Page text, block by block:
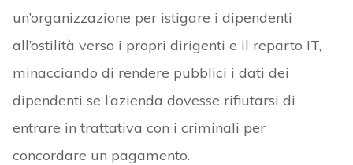
un’organizzazione per istigare i dipendenti
all’ostilità verso i propri dirigenti e il reparto IT,
minacciando di rendere pubblici i dati dei
dipendenti se l’azienda dovesse rifiutarsi di
entrare in trattativa con i criminali per
concordare un pagamento.